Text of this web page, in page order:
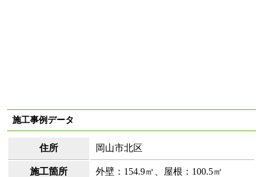
施工事例データ
住所 岡山市北区
施工箇所 外壁：154.9㎡、屋根：100.5㎡